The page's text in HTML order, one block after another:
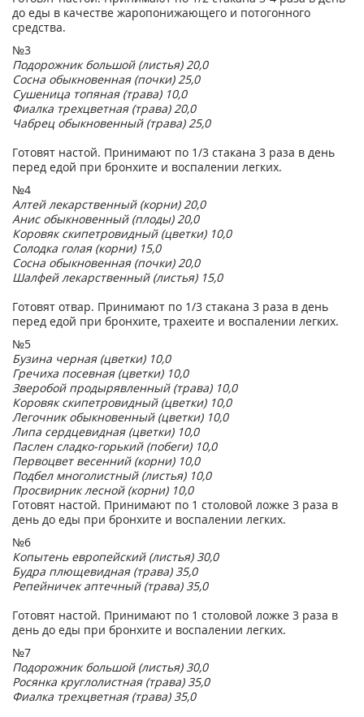
до еды в качестве жаропонижающего и потогонного
средства.
№3
Подорожник большой (листья) 20,0
Сосна обыкновенная (почки) 25,0
Сушеница топяная (трава) 10,0
Фиалка трехцветная (трава) 20,0
Чабрец обыкновенный (трава) 25,0
Готовят настой. Принимают по 1/3 стакана 3 раза в день
перед едой при бронхите и воспалении легких.
№4
Алтей лекарственный (корни) 20,0
Анис обыкновенный (плоды) 20,0
Коровяк скипетровидный (цветки) 10,0
Солодка голая (корни) 15,0
Сосна обыкновенная (почки) 20,0
Шалфей лекарственный (листья) 15,0
Готовят отвар. Принимают по 1/3 стакана 3 раза в день
перед едой при бронхите, трахеите и воспалении легких.
№5
Бузина черная (цветки) 10,0
Гречиха посевная (цветки) 10,0
Зверобой продырявленный (трава) 10,0
Коровяк скипетровидный (цветки) 10,0
Легочник обыкновенный (цветки) 10,0
Липа сердцевидная (цветки) 10,0
Паслен сладко-горький (побеги) 10,0
Первоцвет весенний (корни) 10,0
Подбел многолистный (листья) 10,0
Просвирник лесной (корни) 10,0
Готовят настой. Принимают по 1 столовой ложке 3 раза в
день до еды при бронхите и воспалении легких.
№6
Копытень европейский (листья) 30,0
Будра плющевидная (трава) 35,0
Репейничек аптечный (трава) 35,0
Готовят настой. Принимают по 1 столовой ложке 3 раза в
день до еды при бронхите и воспалении легких.
№7
Подорожник большой (листья) 30,0
Росянка круглолистная (трава) 35,0
Фиалка трехцветная (трава) 35,0